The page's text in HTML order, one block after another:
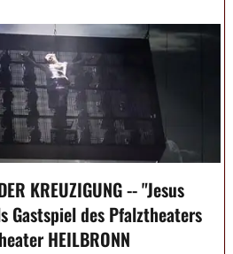
KREUZIGUNG -- "Jesus
Gastspiel des Pfalztheaters
HEILBRONN